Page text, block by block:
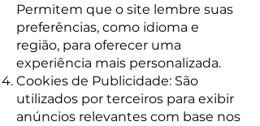
Permitem que o site lembre suas
preferências, como idioma e
região, para oferecer uma
experiência mais personalizada.
Cookies de Publicidade: São
utilizados por terceiros para exibir
anúncios relevantes com base nos